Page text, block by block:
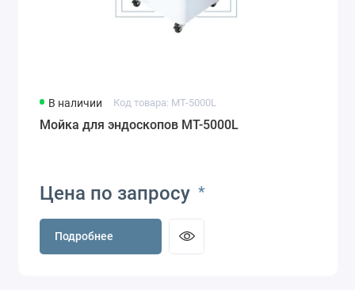
В наличии Код товара: MT-5000L
Мойка для эндоскопов MT-5000L
Цена по запросу *
Подробнее